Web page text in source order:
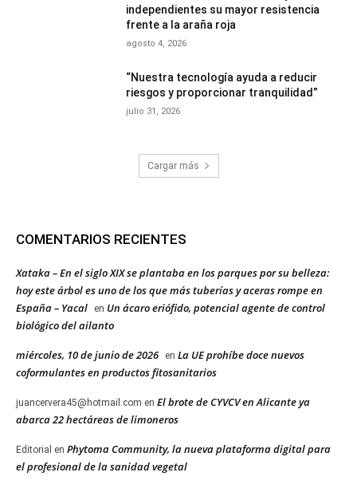
independientes su mayor resistencia
frente a la araña roja
agosto 4, 2026
“Nuestra tecnología ayuda a reducir
riesgos y proporcionar tranquilidad”
julio 31, 2026
Cargar más
COMENTARIOS RECIENTES
Xataka – En el siglo XIX se plantaba en los parques por su belleza:
hoy este árbol es uno de los que más tuberías y aceras rompe en
España – Yacal
en Un ácaro eriófido, potencial agente de control
biológico del ailanto
miércoles, 10 de junio de 2026 en La UE prohíbe doce nuevos
coformulantes en productos fitosanitarios
juancervera45@hotmail.com en El brote de CYVCV en Alicante ya
abarca 22 hectáreas de limoneros
Editorial en Phytoma Community, la nueva plataforma digital para
el profesional de la sanidad vegetal